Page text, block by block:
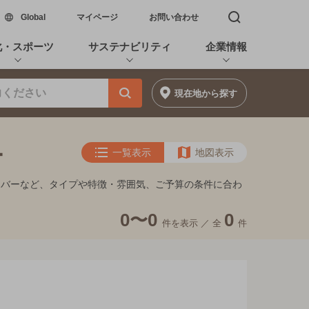
Global新しいウィンドウで開く
マイページ お問い合わせ 検索窓を開く
スポーツ サステナビリティ 企業情報
現在地から探す
一覧表示 地図表示
ーなど、タイプや特徴・雰囲気、ご予算の条件に合わ
0〜0 件を表示 ／ 全 0 件